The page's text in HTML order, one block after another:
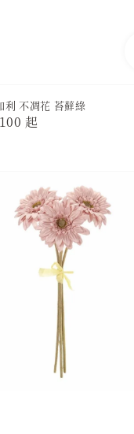
利 不凋花 苔蘚綠
起